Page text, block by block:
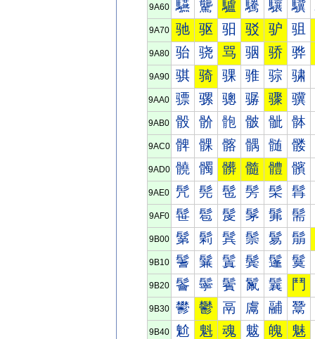
9A60 驠 驡 驢 驣 驤 驥
9A70 驰 驱 驲 驳 驴 驵
9A80 骀 骁 骂 骃 骄 骅
9A90 骐 骑 骒 骓 骔 骕
9AA0 骠 骡 骢 骣 骤 骥
9AB0 骰 骱 骲 骳 骴 骵
9AC0 髀 髁 髂 髃 髄 髅
9AD0 髐 髑 髒 髓 體 髕
9AE0 髠 髡 髢 髣 髤 髥
9AF0 髰 髱 髲 髳 髴 髵
9B00 鬀 鬁 鬂 鬃 鬄 鬅
9B10 鬐 鬑 鬒 鬓 鬔 鬕
9B20 鬠 鬡 鬢 鬣 鬤 鬥
9B30 鬰 鬱 鬲 鬳 鬴 鬵
9B40 魀 魁 魂 魃 魄 魅